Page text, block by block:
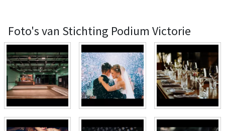
Foto's van Stichting Podium Victorie